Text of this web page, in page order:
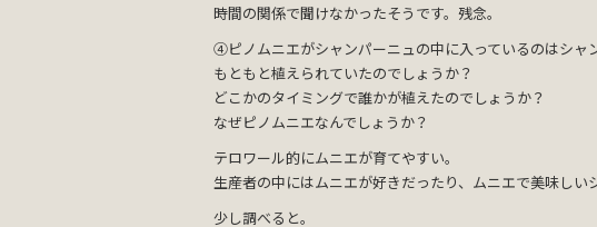
時間の関係で聞けなかったそうです。残念。
④ピノムニエがシャンパーニュの中に入っているのはシャ
もともと植えられていたのでしょうか？
どこかのタイミングで誰かが植えたのでしょうか？
なぜピノムニエなんでしょうか？
テロワール的にムニエが育てやすい。
生産者の中にはムニエが好きだったり、ムニエで美味しい
少し調べると。